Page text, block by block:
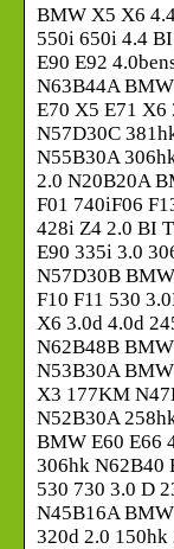
BMW X5 X6
550i 650i 4.4
E90 E92
N63B44A
E70 X5 E71
N57D30C
N55B30A
2.0 N20B20A
F01 740iF06
428i Z4 2.0 BI
E90 335i 3.0
N57D30B
F10 F11 530
X6 3.0d 4.0d
N62B48B
N53B30A
X3 177KM
N52B30A
BMW E60 E66
306hk N62B40
530 730 3.0 D
N45B16A
320d 2.0 150hk